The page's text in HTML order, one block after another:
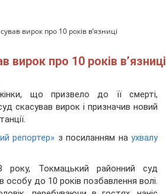
вирок про 10 років в’язниці
про 10 років в’язниці
що призвело до її смерті,
скасував вирок і призначив новий
репортер» з посиланням на ухвалу
року, Токмацький районний суд
особу до 10 років позбавлення волі.